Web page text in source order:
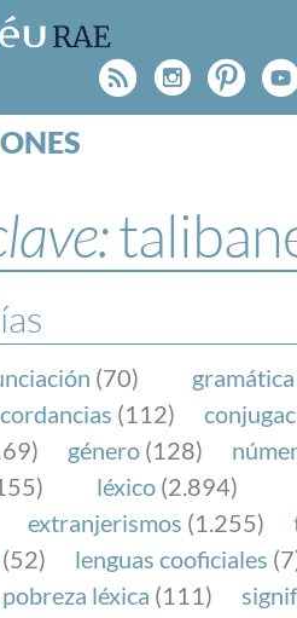
Rss
BLOG
patrocinada por la
cuyo objetivo es
en los medios de
(70) gramática
(112)
género (128)
léxico (2.894)
extranjerismos (1.255)
(52) lenguas cooficiales
pobreza léxica (111)